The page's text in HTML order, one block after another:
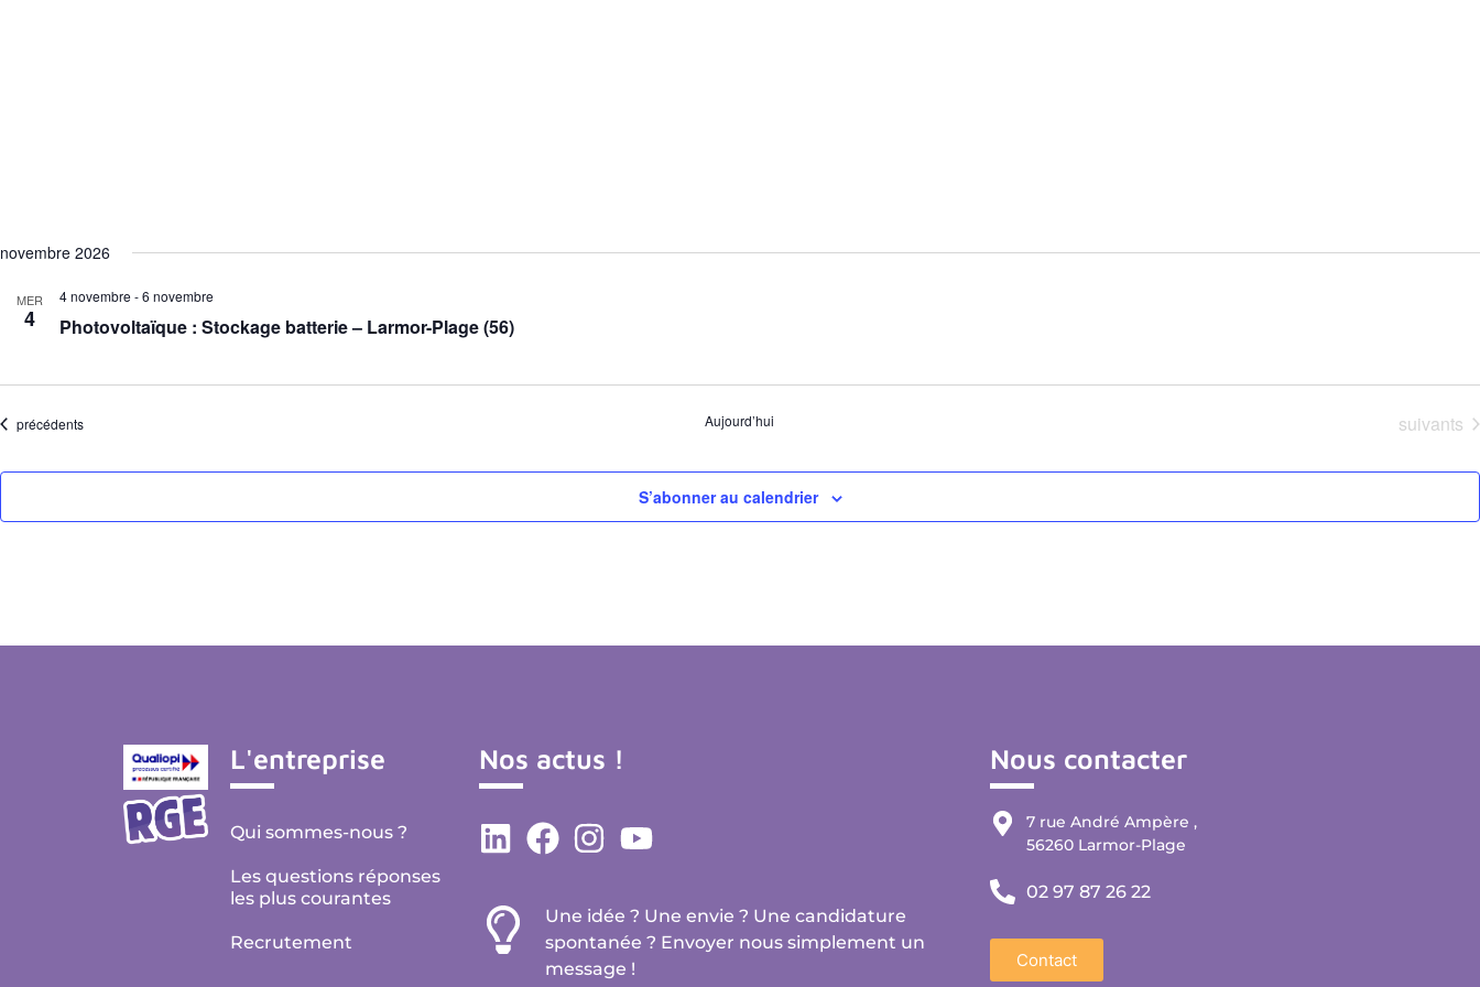
novembre 2026
MER
4
4 novembre -6 novembre
Photovoltaïque : Stockage batterie – Larmor-Plage (56)
Évènements
précédents Aujourd’hui suivants
S’abonner au calendrier
L'entreprise
Qui sommes-nous ?
Les questions réponses
les plus courantes
Recrutement
Nos actus !
Une idée ? Une envie ? Une candidature
spontanée ? Envoyer nous simplement un
message !
Nous contacter
7 rue André Ampère ,
56260 Larmor-Plage
02 97 87 26 22
Contact